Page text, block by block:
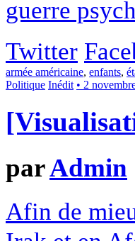
guerre
Twitter
armée américaine, enfants,
Politique Inédit • 2
parAdmin
Afin de